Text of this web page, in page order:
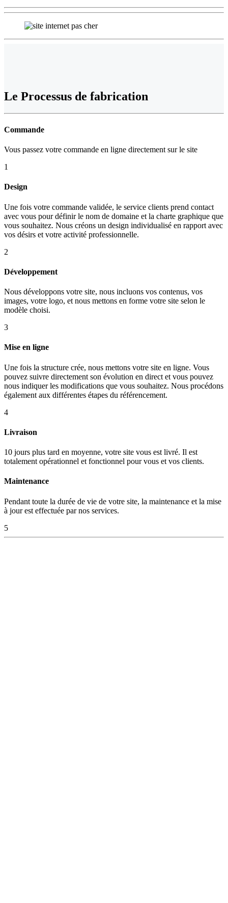
Le Processus de fabrication
Commande
Vous passez votre commande en ligne directement sur le site
1
Design
Une fois votre commande validée, le service clients prend contact
avec vous pour définir le nom de domaine et la charte graphique que
vous souhaitez. Nous créons un design individualisé en rapport avec
vos désirs et votre activité professionnelle.
2
Développement
Nous développons votre site, nous incluons vos contenus, vos
images, votre logo, et nous mettons en forme votre site selon le
modèle choisi.
3
Mise en ligne
Une fois la structure crée, nous mettons votre site en ligne. Vous
pouvez suivre directement son évolution en direct et vous pouvez
nous indiquer les modifications que vous souhaitez. Nous procédons
également aux différentes étapes du référencement.
4
Livraison
10 jours plus tard en moyenne, votre site vous est livré. Il est
totalement opérationnel et fonctionnel pour vous et vos clients.
Maintenance
Pendant toute la durée de vie de votre site, la maintenance et la mise
à jour est effectuée par nos services.
5